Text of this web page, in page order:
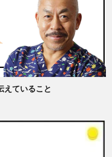
えていること